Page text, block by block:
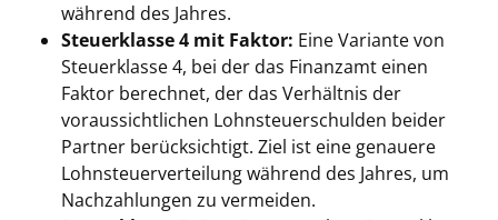
während des Jahres.
Steuerklasse 4 mit Faktor: Eine Variante von
Steuerklasse 4, bei der das Finanzamt einen
Faktor berechnet, der das Verhältnis der
voraussichtlichen Lohnsteuerschulden beider
Partner berücksichtigt. Ziel ist eine genauere
Lohnsteuerverteilung während des Jahres, um
Nachzahlungen zu vermeiden.